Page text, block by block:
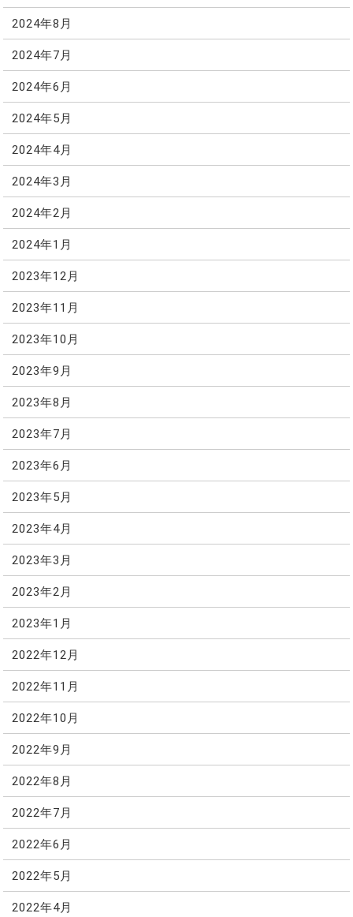
2024年8月
2024年7月
2024年6月
2024年5月
2024年4月
2024年3月
2024年2月
2024年1月
2023年12月
2023年11月
2023年10月
2023年9月
2023年8月
2023年7月
2023年6月
2023年5月
2023年4月
2023年3月
2023年2月
2023年1月
2022年12月
2022年11月
2022年10月
2022年9月
2022年8月
2022年7月
2022年6月
2022年5月
2022年4月